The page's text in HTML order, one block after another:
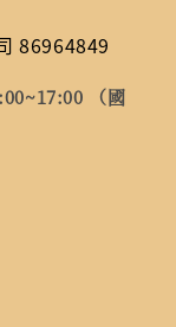
86964849
（國